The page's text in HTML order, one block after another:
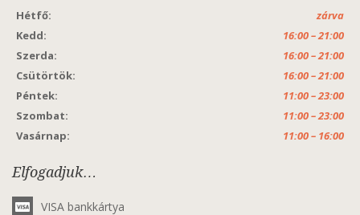
Hétfő:
zárva
Kedd:
16:00 – 21:00
Szerda:
16:00 – 21:00
Csütörtök:
16:00 – 21:00
Péntek:
11:00 – 23:00
Szombat:
11:00 – 23:00
Vasárnap:
11:00 – 16:00
Elfogadjuk…
VISA bankkártya